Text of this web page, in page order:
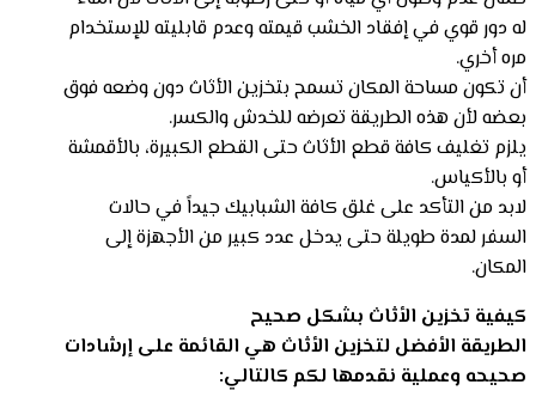
له دور قوي في إفقاد الخشب قيمته وعدم قابليته للإستخدام
مره أخري.
أن تكون مساحة المكان تسمح بتخزين الأثاث دون وضعه فوق
بعضه لأن هذه الطريقة تعرضه للخدش والكسر.
يلزم تغليف كافة قطع الأثاث حتى القطع الكبيرة، بالأقمشة
أو بالأكياس.
لابد من التأكد على غلق كافة الشبابيك جيداً في حالات
السفر لمدة طويلة حتى يدخل عدد كبير من الأجهزة إلى
المكان.
كيفية تخزين الأثاث بشكل صحيح
الطريقة الأفضل لتخزين الأثاث هي القائمة على إرشادات
صحيحه وعملية نقدمها لكم كالتالي: